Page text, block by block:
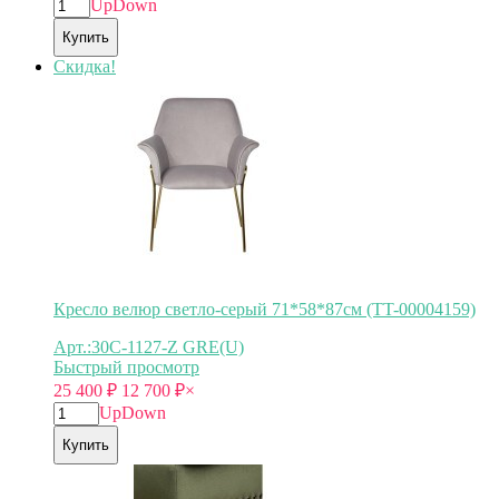
UpDown
Купить
Скидка!
Кресло велюр светло-серый 71*58*87см (TT-00004159)
Арт.:30C-1127-Z GRE(U)
Быстрый просмотр
25 400 ₽ 12 700 ₽×
UpDown
Купить